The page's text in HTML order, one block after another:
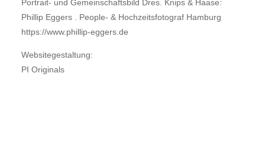
Portrait- und Gemeinschaftsbild Dres. Knips & Haase:
Phillip Eggers . People- & Hochzeitsfotograf Hamburg
https://www.phillip-eggers.de
Websitegestaltung:
PI Originals